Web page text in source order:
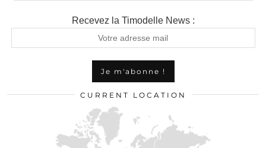
Recevez la Timodelle News :
CURRENT LOCATION